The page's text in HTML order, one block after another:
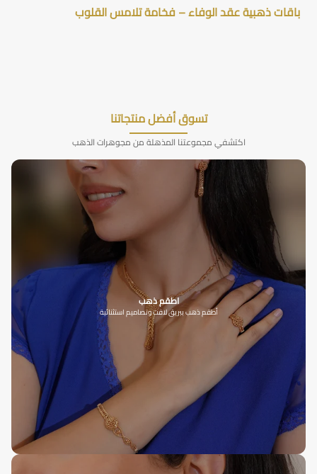
باقات ذهبية عقد الوفاء – فخامة تلامس القلوب
تسوق أفضل منتجاتنا
اكتشفي مجموعتنا المذهلة من مجوهرات الذهب
اطقم ذهب
أطقم ذهب ببريق لافت وتصاميم استثنائية